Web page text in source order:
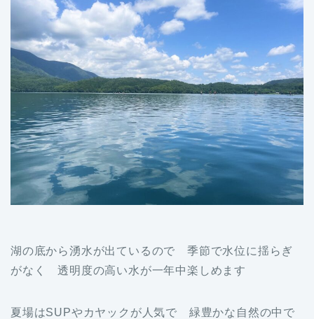
湖の底から湧水が出ているので 季節で水位に揺らぎ
がなく 透明度の高い水が一年中楽しめます
夏場はSUPやカヤックが人気で 緑豊かな自然の中で